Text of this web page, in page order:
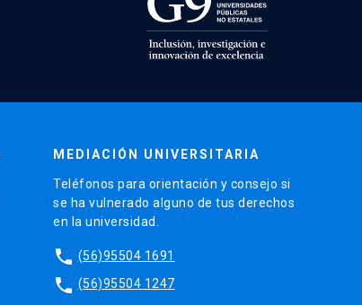
MEDIACIÓN UNIVERSITARIA
Teléfonos para orientación y consejo si
se ha vulnerado alguno de tus derechos
en la universidad.
phone (56)95504 1691
phone (56)95504 1247